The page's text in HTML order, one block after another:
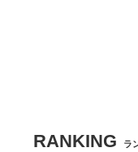
RANKING ラ